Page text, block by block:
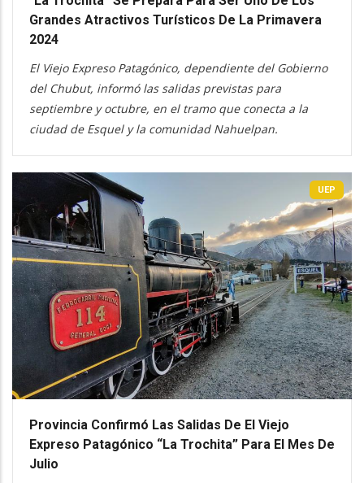
Grandes Atractivos Turísticos De La Primavera
2024
El Viejo Expreso Patagónico, dependiente del Gobierno
del Chubut, informó las salidas previstas para
septiembre y octubre, en el tramo que conecta a la
ciudad de Esquel y la comunidad Nahuelpan.
UEP
Provincia Confirmó Las Salidas De El Viejo
Expreso Patagónico “La Trochita” Para El Mes De
Julio